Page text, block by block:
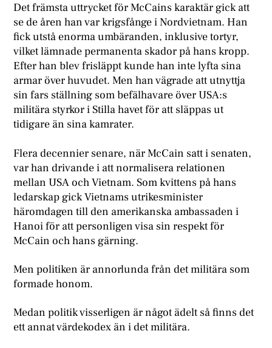
Det främsta uttrycket för McCains karaktär gick att
se de åren han var krigsfånge i Nordvietnam. Han
fick utstå enorma umbäranden, inklusive tortyr,
vilket lämnade permanenta skador på hans kropp.
Efter han blev frisläppt kunde han inte lyfta sina
armar över huvudet. Men han vägrade att utnyttja
sin fars ställning som befälhavare över USA:s
militära styrkor i Stilla havet för att släppas ut
tidigare än sina kamrater.
Flera decennier senare, när McCain satt i senaten,
var han drivande i att normalisera relationen
mellan USA och Vietnam. Som kvittens på hans
ledarskap gick Vietnams utrikesminister
häromdagen till den amerikanska ambassaden i
Hanoi för att personligen visa sin respekt för
McCain och hans gärning.
Men politiken är annorlunda från det militära som
formade honom.
Medan politik visserligen är något ädelt så finns det
ett annat värdekodex än i det militära.